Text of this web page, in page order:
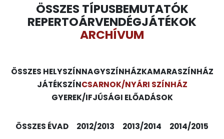
ÖSSZES TÍPUSBEMUTATÓK
REPERTOÁRVENDÉGJÁTÉKOK
ARCHÍVUM
ÖSSZES HELYSZÍNNAGYSZÍNHÁZKAMARASZÍNHÁZ
JÁTÉKSZÍNCSARNOK/NYÁRI SZÍNHÁZ
GYEREK/IFJÚSÁGI ELŐADÁSOK
ÖSSZES ÉVAD 2012/2013 2013/2014
2014/2015